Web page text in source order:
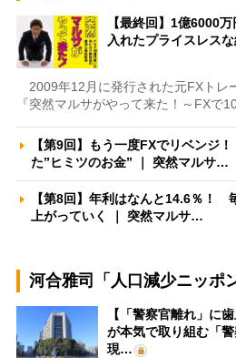
【最終回】1億6000
入れたプライスレス
2009年12月に発行された元FXトレ
『突然マルサがやって来た！～FXで
【第9回】もう一度FXでリベンジ
た”ヒミツのお金” ｜ 突然マルサ…
【第8回】年利はなんと14.6％！
上がっていく ｜ 突然マルサ…
河合雅司「人口減少ニッポ
【「警察官離れ」に
が本気で取り組む「
現…